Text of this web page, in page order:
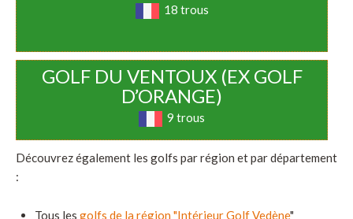
18 trous
GOLF DU VENTOUX (EX GOLF
D’ORANGE)
9 trous
Découvrez également les golfs par région et par département
:
Tous les golfs de la région "Intérieur Golf Vedène"